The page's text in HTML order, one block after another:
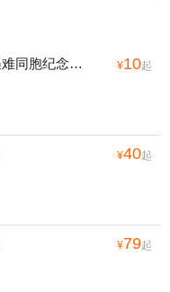
侵华日军南京大屠杀遇难同胞纪念馆 ¥10起
¥40起
¥79起